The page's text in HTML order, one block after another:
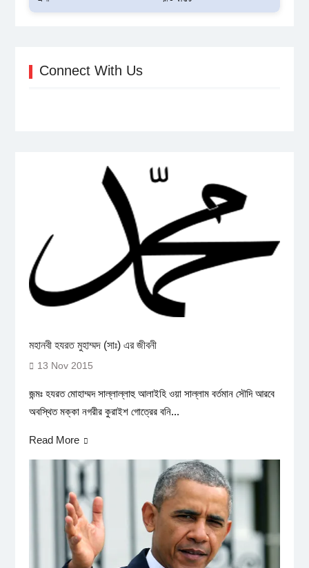
Connect With Us
মহানবী হযরত মুহাম্মদ (সাঃ) এর জীবনী
13 Nov 2015
জন্মঃ হযরত মোহাম্মদ সাল্লাল্লাহু আলাইহি ওয়া সাল্লাম বর্তমান সৌদি আরবে
অবস্থিত মক্কা নগরীর কুরাইশ গোত্রের বনি...
Read More